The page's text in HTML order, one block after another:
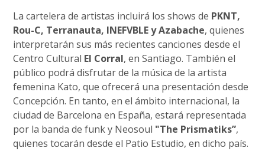
La cartelera de artistas incluirá los shows de PKNT,
Rou-C, Terranauta, INEFVBLE y Azabache, quienes
interpretarán sus más recientes canciones desde el
Centro Cultural El Corral, en Santiago. También el
público podrá disfrutar de la música de la artista
femenina Kato, que ofrecerá una presentación desde
Concepción. En tanto, en el ámbito internacional, la
ciudad de Barcelona en España, estará representada
por la banda de funk y Neosoul "The Prismatiks”,
quienes tocarán desde el Patio Estudio, en dicho país.